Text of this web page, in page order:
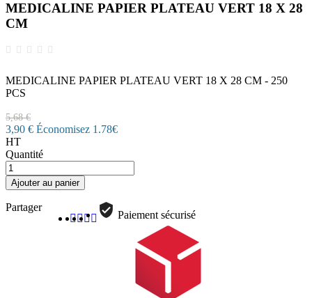
MEDICALINE PAPIER PLATEAU VERT 18 X 28
CM
MEDICALINE PAPIER PLATEAU VERT 18 X 28 CM - 250
PCS
5,68 €
3,90 € Économisez 1.78€
HT
Quantité
Ajouter au panier
Partager
Paiement sécurisé